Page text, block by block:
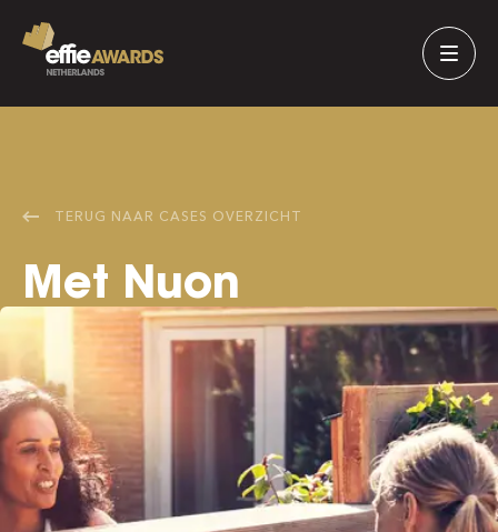
TERUG NAAR CASES OVERZICHT
Met Nuon
zonnepanelen
huren haalt
Nederland meer uit
de zon